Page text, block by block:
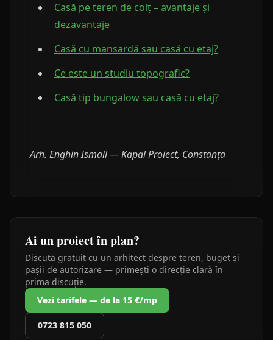
Casă pe teren de colț – avantaje și
dezavantaje
Casă cu mansardă sau casă cu etaj?
Ce este un studiu topografic?
Casă tip bungalow sau casă cu etaj?
Arh. Enghin Ismail — Kapal Proiect, Constanța
Ai un proiect în plan?
Discută gratuit cu un arhitect despre teren, buget și
pașii de autorizare — primești o direcție clară în
prima discuție.
Vezi tarifele — de la 15 €/mp
0723 815 050